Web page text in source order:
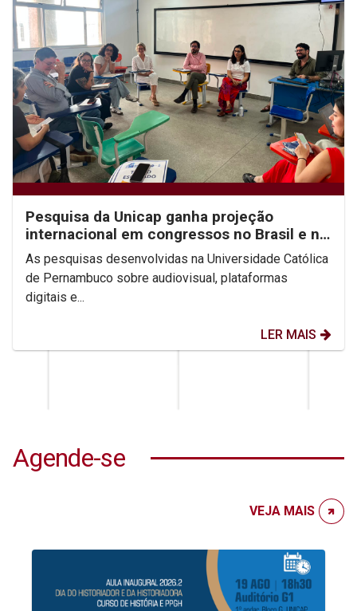
Pesquisa da Unicap ganha projeção
internacional em congressos no Brasil e no
México
As pesquisas desenvolvidas na Universidade Católica
de Pernambuco sobre audiovisual, plataformas
digitais e...
LER MAIS
Agende-se
VEJA MAIS